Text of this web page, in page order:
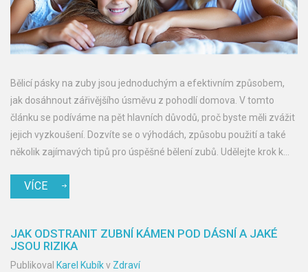
Bělicí pásky na zuby jsou jednoduchým a efektivním způsobem,
jak dosáhnout zářivějšího úsměvu z pohodlí domova. V tomto
článku se podíváme na pět hlavních důvodů, proč byste měli zvážit
jejich vyzkoušení. Dozvíte se o výhodách, způsobu použití a také
několik zajímavých tipů pro úspěšné bělení zubů. Udělejte krok k
VÍCE
JAK ODSTRANIT ZUBNÍ KÁMEN POD DÁSNÍ A JAKÉ
JSOU RIZIKA
Publikoval Karel Kubíkv Zdraví